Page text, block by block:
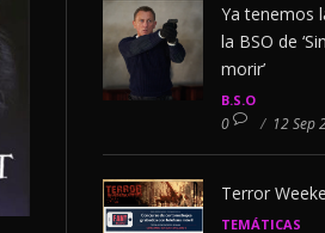
Ya tenemos
la BSO de
morir’
B.S.O
0 / 12 Sep
Terror
TEMÁTICAS